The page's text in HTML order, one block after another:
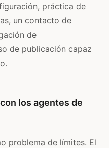
práctica de
un contacto de
de
de publicación capaz
los agentes de
problema de límites. El